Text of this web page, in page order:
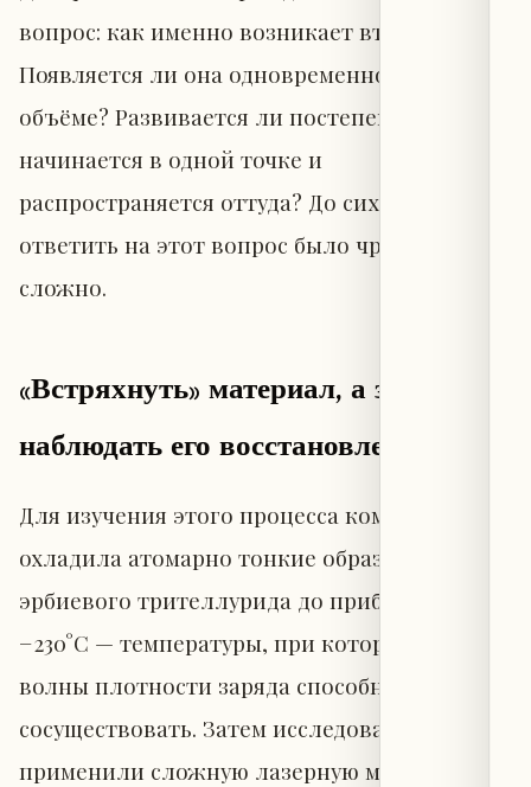
вопрос: как именно возникает вторая фаза?
Появляется ли она одновременно во всём
объёме? Развивается ли постепенно? Или
начинается в одной точке и
распространяется оттуда? До сих пор
ответить на этот вопрос было чрезвычайно
сложно.
«Встряхнуть» материал, а затем
наблюдать его восстановление
Для изучения этого процесса команда МТИ
охладила атомарно тонкие образцы
эрбиевого трителлурида до приблизительно
−230°C — температуры, при которой обе
волны плотности заряда способны
сосуществовать. Затем исследователи
применили сложную лазерную методику